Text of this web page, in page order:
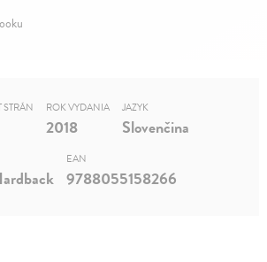
STRÁN ROK VYDANIA
2018
JAZYK
Slovenčina
EAN
9788055158266